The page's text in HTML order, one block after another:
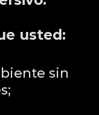
usted:
sin